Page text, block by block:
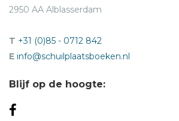
2950 AA Alblasserdam
T +31 (0)85 - 0712 842
E info@schuilplaatsboeken.nl
Blijf op de hoogte: